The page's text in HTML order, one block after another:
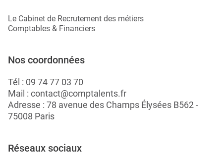
Le Cabinet de Recrutement des métiers
Comptables & Financiers
Nos coordonnées
Tél : 09 74 77 03 70
Mail : contact@comptalents.fr
Adresse : 78 avenue des Champs Élysées B562 -
75008 Paris
Réseaux sociaux